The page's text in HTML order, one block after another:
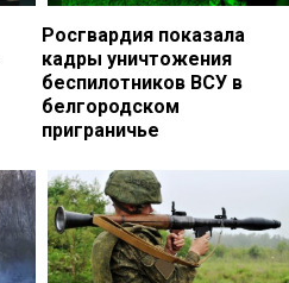
Росгвардия показала
кадры уничтожения
беспилотников ВСУ в
белгородском
приграничье